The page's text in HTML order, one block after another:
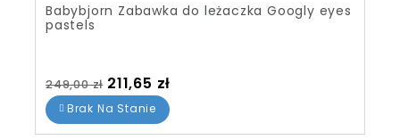
Babybjorn Zabawka do leżaczka Googly eyes
pastels
Cena standardowa
249,00 zł Cena
211,65 zł
Brak Na Stanie